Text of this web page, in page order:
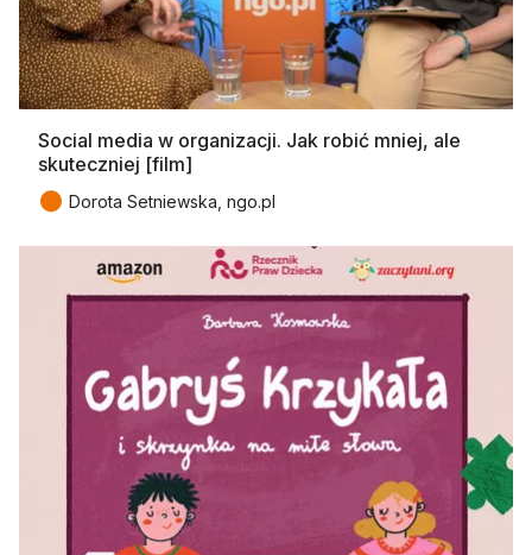
Social media w organizacji. Jak robić mniej, ale
skuteczniej [film]
● Dorota Setniewska, ngo.pl